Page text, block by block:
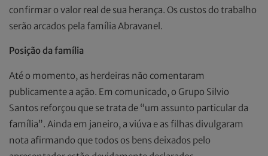
confirmar o valor real de sua herança. Os custos do trabalho
serão arcados pela família Abravanel.
Posição da família
Até o momento, as herdeiras não comentaram
publicamente a ação. Em comunicado, o Grupo Silvio
Santos reforçou que se trata de “um assunto particular da
família”. Ainda em janeiro, a viúva e as filhas divulgaram
nota afirmando que todos os bens deixados pelo